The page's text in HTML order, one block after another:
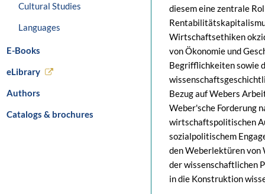
Cultural Studies
Languages
E-Books
eLibrary
Authors
Catalogs & brochures
diesem eine zentrale
Wirtschaftsethiken
von Ökonomie und
Begrifflichkeiten sowie
Bezug auf Webers
Weber'sche Forderung
wirtschaftspolitischen
sozialpolitischem
den Weberlektüren von
der wissenschaftlichen
in die Konstruktion